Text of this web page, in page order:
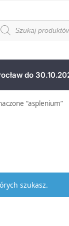
do
“asplenium”
szukasz.